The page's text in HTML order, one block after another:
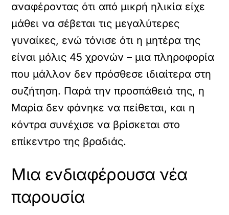
αναφέροντας ότι από μικρή ηλικία είχε
μάθει να σέβεται τις μεγαλύτερες
γυναίκες, ενώ τόνισε ότι η μητέρα της
είναι μόλις 45 χρονών – μια πληροφορία
που μάλλον δεν πρόσθεσε ιδιαίτερα στη
συζήτηση. Παρά την προσπάθειά της, η
Μαρία δεν φάνηκε να πείθεται, και η
κόντρα συνέχισε να βρίσκεται στο
επίκεντρο της βραδιάς.
Μια ενδιαφέρουσα νέα
παρουσία